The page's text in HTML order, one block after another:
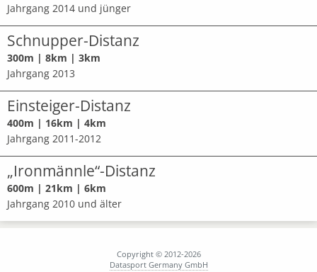
Jahrgang 2014 und jünger
Schnupper-Distanz
300m | 8km | 3km
Jahrgang 2013
Einsteiger-Distanz
400m | 16km | 4km
Jahrgang 2011-2012
„Ironmännle“-Distanz
600m | 21km | 6km
Jahrgang 2010 und älter
Copyright © 2012-2026
Datasport Germany GmbH